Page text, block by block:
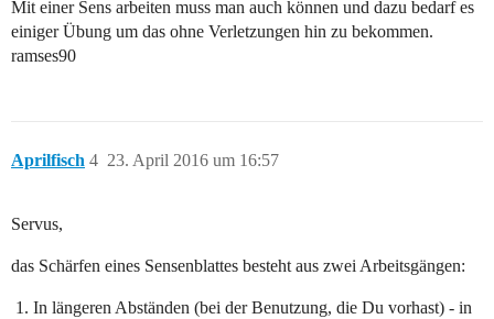
Mit einer Sens arbeiten muss man auch können und dazu bedarf es
einiger Übung um das ohne Verletzungen hin zu bekommen.
ramses90
Aprilfisch 23. April 2016 um 16:57
4
Servus,
das Schärfen eines Sensenblattes besteht aus zwei Arbeitsgängen:
In längeren Abständen (bei der Benutzung, die Du vorhast) - in